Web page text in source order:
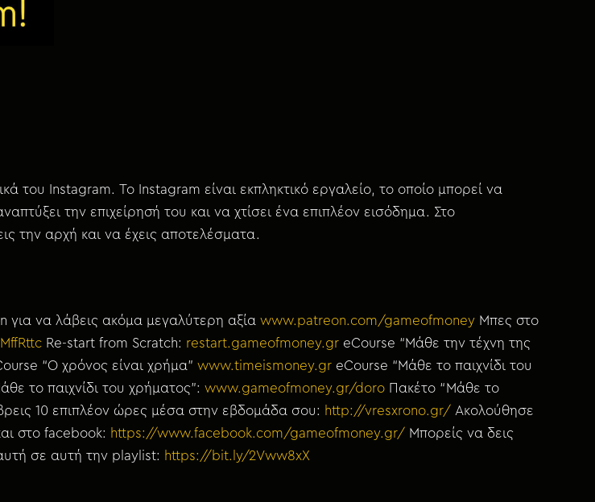
του Instagram. Το Instagram είναι εκπληκτικό εργαλείο, το οποίο μπορεί να
την επιχείρησή του και να χτίσει ένα επιπλέον εισόδημα. Στο
την αρχή και να έχεις αποτελέσματα.
για να λάβεις ακόμα μεγαλύτερη αξίαwww.patreon.com/gameofmoney Μπες στο
Re-start from Scratch: restart.gameofmoney.gr eCourse “Μάθε την τέχνη της
“Ο χρόνος είναι χρήμα”www.timeismoney.gr eCourse “Μάθε το παιχνίδι του
το παιχνίδι του χρήματος”:www.gameofmoney.gr/doro Πακέτο “Μάθε το
10 επιπλέον ώρες μέσα στην εβδομάδα σου: http://vresxrono.gr/ Ακολούθησε
στο facebook: https://www.facebook.com/gameofmoney.gr/ Μπορείς να δεις
σε αυτή την playlist: https://bit.ly/2Vww8xX